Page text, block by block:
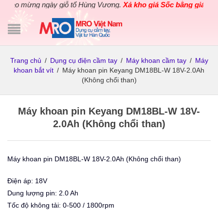
mừng ngày giỗ tổ Hùng Vương.Xả kho giá Sốc bằng giá Gốc
Trang chủ / Dụng cụ điện cầm tay / Máy khoan cầm tay / Máy
khoan bắt vít / Máy khoan pin Keyang DM18BL-W 18V-2.0Ah
(Không chổi than)
Máy khoan pin Keyang DM18BL-W 18V-
2.0Ah (Không chổi than)
Máy khoan pin DM18BL-W 18V-2.0Ah (Không chổi than)
Điện áp: 18V
Dung lượng pin: 2.0 Ah
Tốc độ không tải: 0-500 / 1800rpm